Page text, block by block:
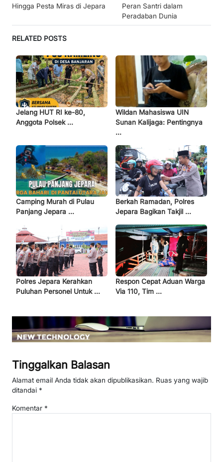
Hingga Pesta Miras di Jepara
Peran Santri dalam
Peradaban Dunia
RELATED POSTS
Jelang HUT RI ke-80,
Anggota Polsek ...
Wildan Mahasiswa UIN
Sunan Kalijaga: Pentingnya
...
Camping Murah di Pulau
Panjang Jepara ...
Berkah Ramadan, Polres
Jepara Bagikan Takjil ...
Polres Jepara Kerahkan
Puluhan Personel Untuk ...
Respon Cepat Aduan Warga
Via 110, Tim ...
Tinggalkan Balasan
Alamat email Anda tidak akan dipublikasikan. Ruas yang wajib
ditandai *
Komentar *